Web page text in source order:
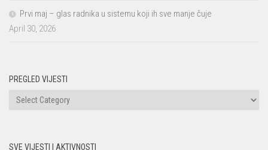
Prvi maj – glas radnika u sistemu koji ih sve manje čuje
April 30, 2026
PREGLED VIJESTI
PREGLED
SVE VIJESTI I AKTIVNOSTI